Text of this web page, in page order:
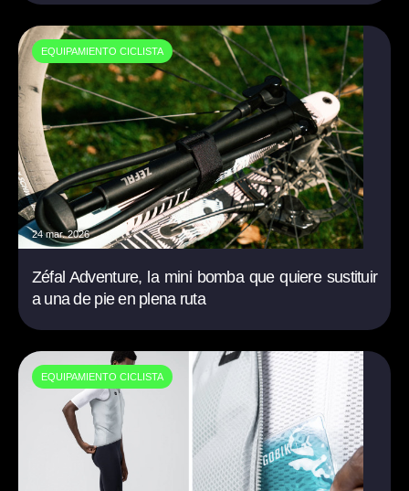
EQUIPAMIENTO CICLISTA
24 mar. 2026
Zéfal Adventure, la mini bomba que quiere sustituir
a una de pie en plena ruta
EQUIPAMIENTO CICLISTA